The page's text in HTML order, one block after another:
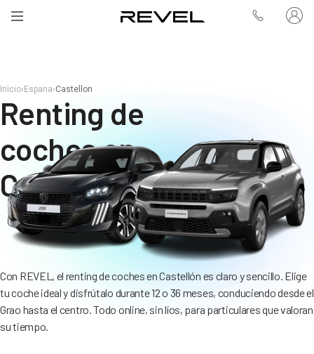
Inicio› Espana›Castellon
Renting de
coches en
Castellón
Con REVEL, el renting de coches en Castellón es claro y sencillo. Elige
tu coche ideal y disfrútalo durante 12 o 36 meses, conduciendo desde el
Grao hasta el centro. Todo online, sin líos, para particulares que valoran
su tiempo.